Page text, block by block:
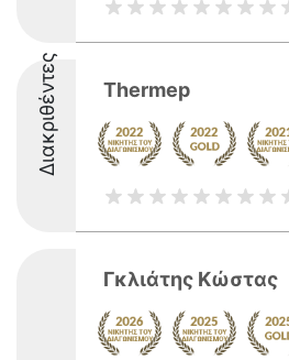
Διακριθέντες Thermep
Γκλιάτης Κώστας